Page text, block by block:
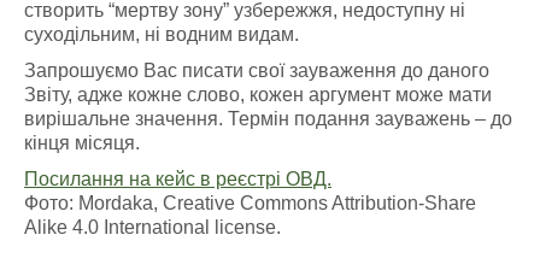
створить “мертву зону” узбережжя, недоступну ні
суходільним, ні водним видам.
Запрошуємо Вас писати свої зауваження до даного
Звіту, адже кожне слово, кожен аргумент може мати
вирішальне значення. Термін подання зауважень – до
кінця місяця.
Посилання на кейс в реєстрі ОВД.
Фото: Mordaka, Creative Commons Attribution-Share
Alike 4.0 International license.